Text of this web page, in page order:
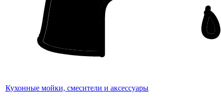
Кухонные мойки, смесители и аксессуары